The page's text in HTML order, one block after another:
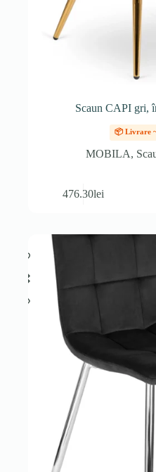
Scaun CAPI gri,
📦 Livrare
MOBILA,
476.30lei